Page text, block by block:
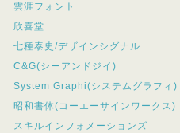
雲涯フォント
欣喜堂
七種泰史/デザインシグナル
C&G(シーアンドジイ)
System Graphi(システムグラフィ)
昭和書体(コーエーサインワークス)
スキルインフォメーションズ